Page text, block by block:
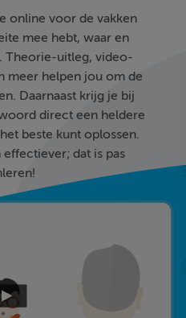
online voor de vakken
mee hebt, waar en
Theorie-uitleg, video-
meer helpen jou om de
Daarnaast krijg je bij
direct een heldere
beste kunt oplossen.
dat is pas